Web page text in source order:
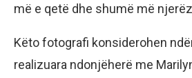
më e qetë dhe shumë më
Këto fotografi konsiderohen
realizuara ndonjëherë me